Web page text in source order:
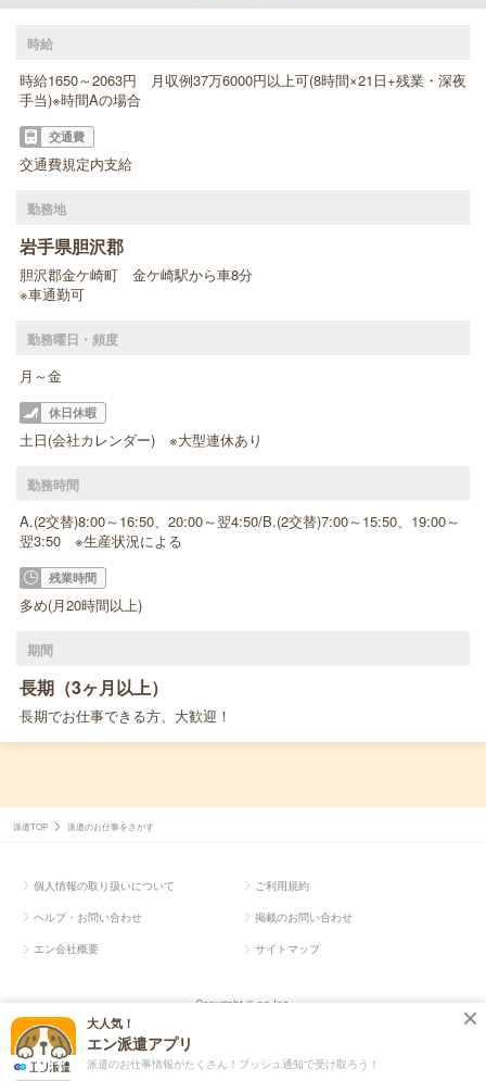
時給
時給1650～2063円 月収例37万6000円以上可(8時間×21日+残業・深夜
手当)※時間Aの場合
交通費
交通費規定内支給
勤務地
岩手県胆沢郡
胆沢郡金ケ崎町 金ケ崎駅から車8分
※車通勤可
勤務曜日・頻度
月～金
休日休暇
土日(会社カレンダー) ※大型連休あり
勤務時間
A.(2交替)8:00～16:50、20:00～翌4:50/B.(2交替)7:00～15:50、19:00～
翌3:50 ※生産状況による
残業時間
多め(月20時間以上)
期間
長期（3ヶ月以上）
長期でお仕事できる方、大歓迎！
大人気！
エン派遣アプリ
派遣のお仕事情報がたくさん！プッシュ通知で受け取ろう！
派遣TOP 派遣のお仕事をさがす
個人情報の取り扱いについて ご利用規約
ヘルプ・お問い合わせ 掲載のお問い合わせ
エン会社概要 サイトマップ
Copyright © en Inc.